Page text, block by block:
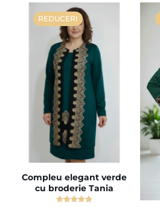
REDUCERI
Compleu elegant verde
cu broderie Tania